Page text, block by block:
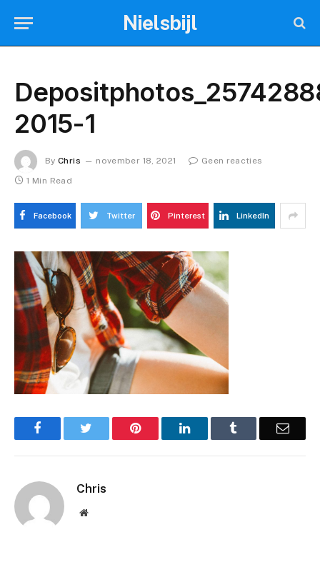
Nielsbijl
2015-1
By Chris november 18, 2021
Geen reacties
1 Min Read
Facebook Twitter Pinterest LinkedIn
Facebook Pinterest LinkedIn Email
Chris
Website